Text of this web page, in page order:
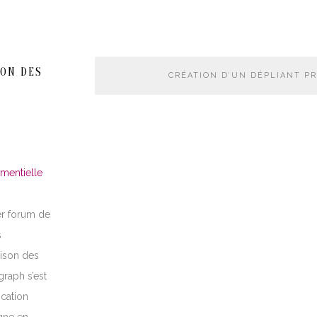
CRÉATION D’UN DÉPLIANT
DES
forum de
des
s’est